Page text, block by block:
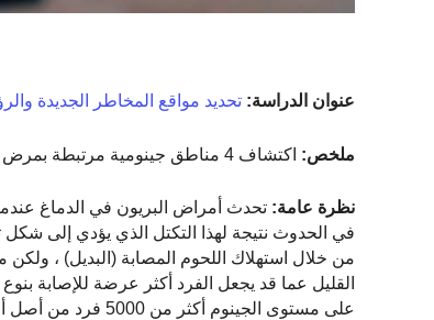
عنوان الدراسة: تحديد مواقع المخاطر الجديدة
ملخص: اكتشاف 4 مناطق جينومية مرتبطة بمرض كروتزفيلد جاكوب المتقطع ، وهو شكل من أشكال مرض البريون التنكسي العصبي.
نظرة عامة: تحدث أمراض البريون في الدماغ
في الحدوث نتيجة لهذا التكتل الذي يؤدي إلى
من خلال استهلاك اللحوم المصابة (البديل) ،
على مستوى